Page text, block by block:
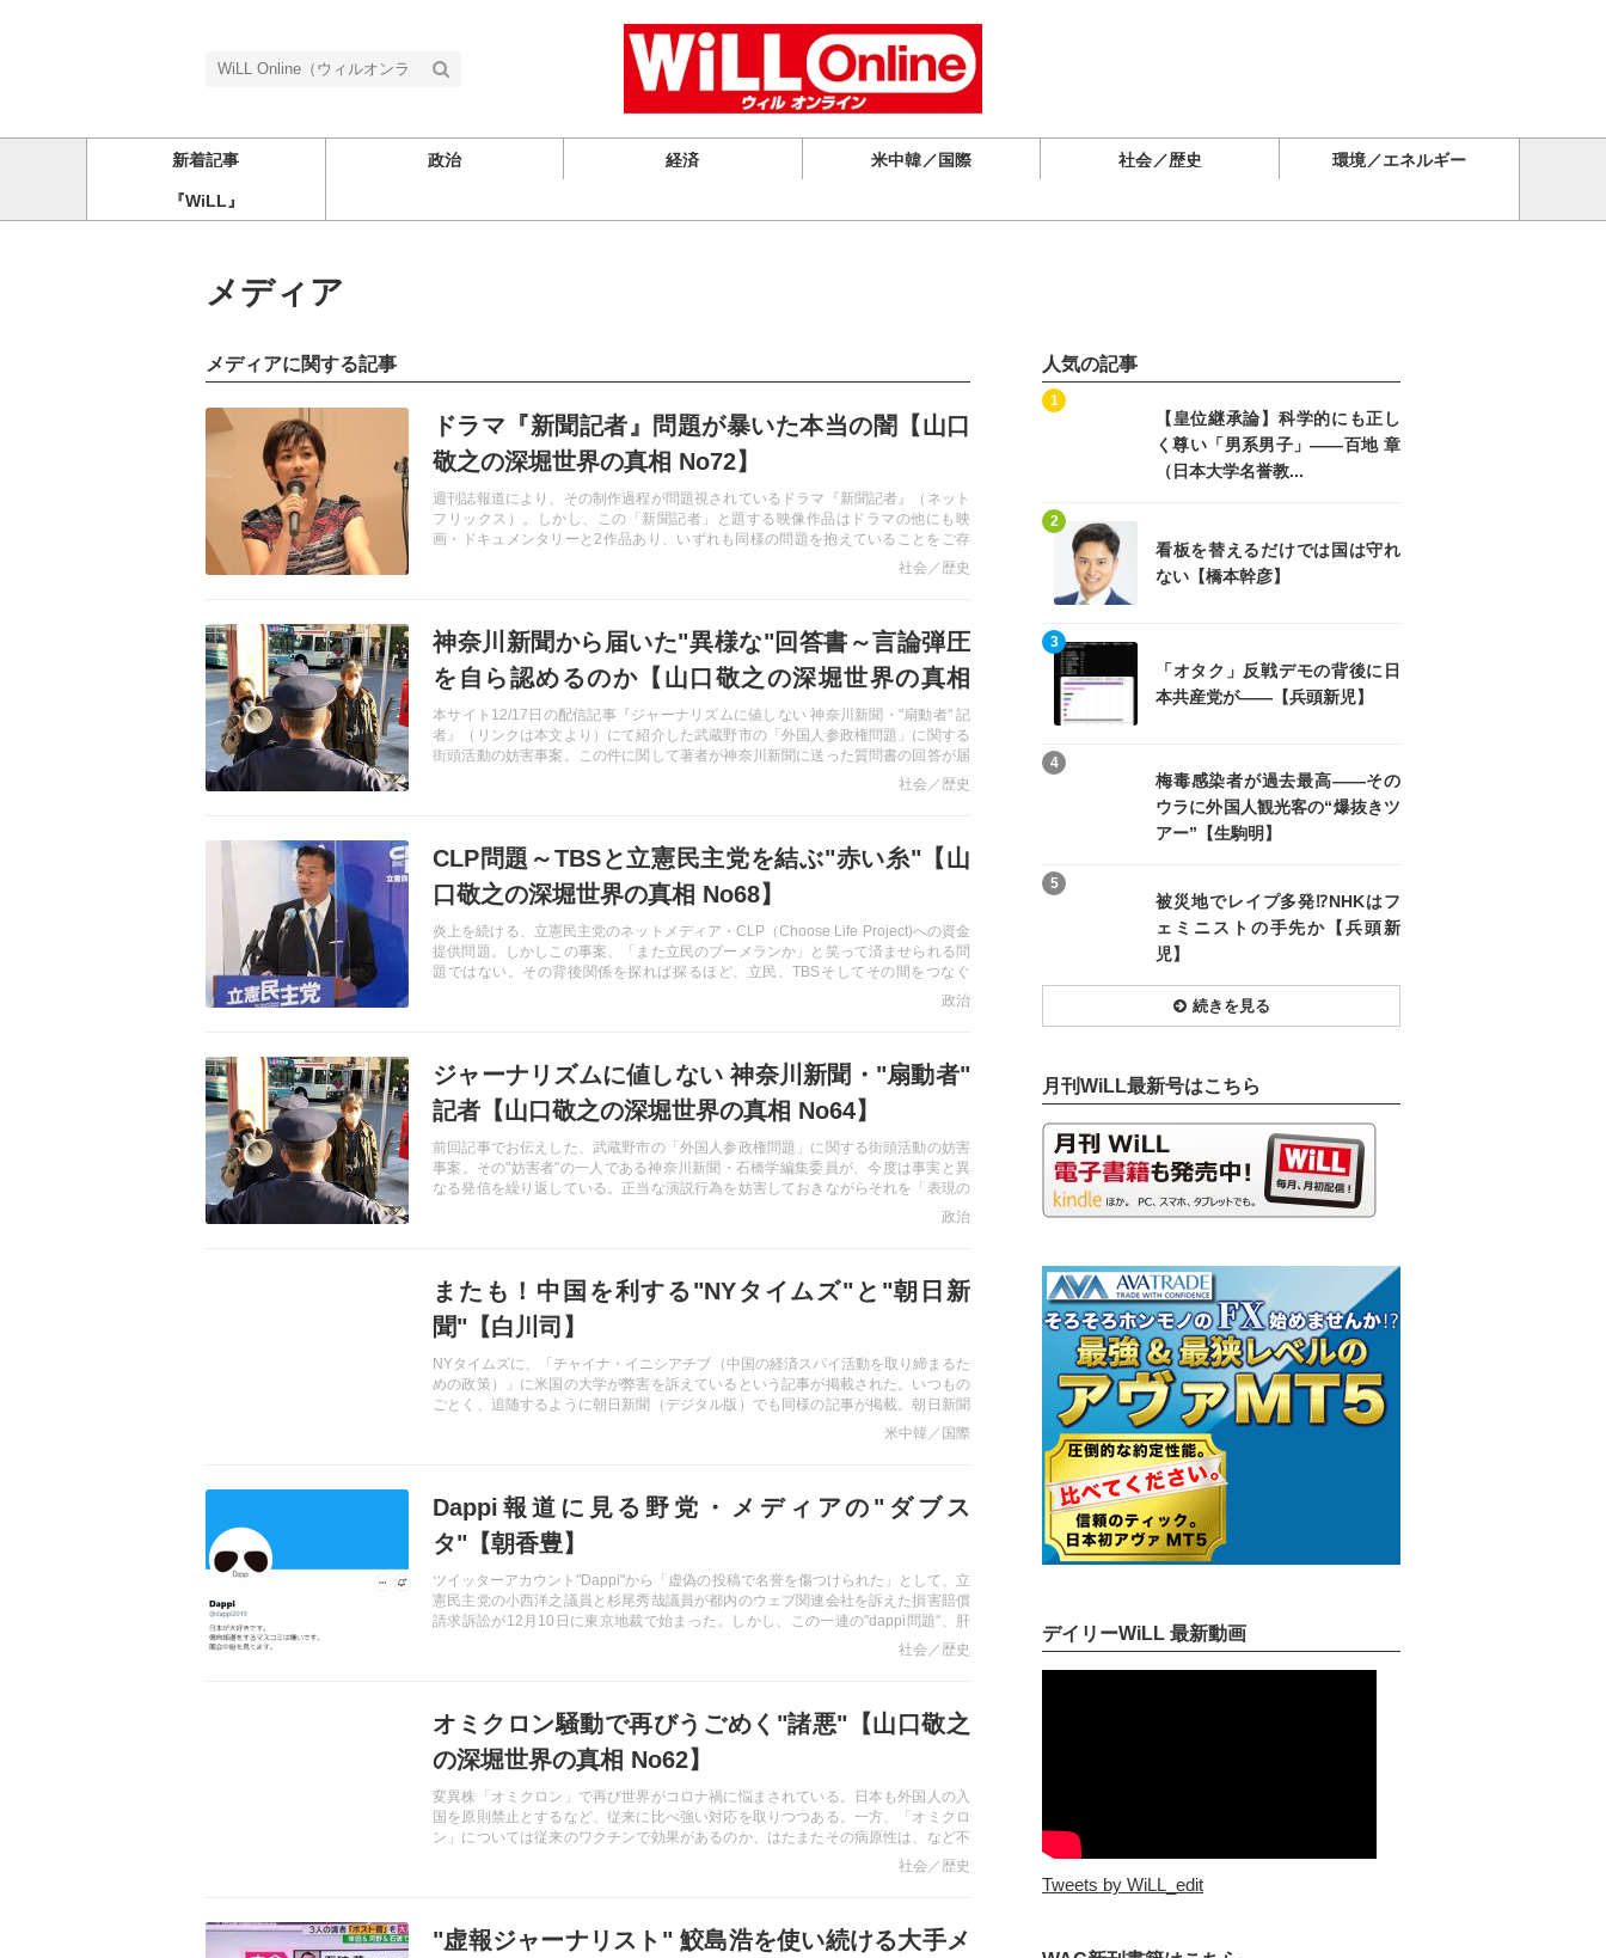
新着記事 政治 経済 米中韓／国際 社会／歴史 環境／エネルギー
『WiLL』
メディア
メディアに関する記事
ドラマ『新聞記者』問題が暴いた本当の闇【山口
敬之の深堀世界の真相 No72】
週刊誌報道により、その制作過程が問題視されているドラマ『新聞記者』（ネット
フリックス）。しかし、この「新聞記者」と題する映像作品はドラマの他にも映
画・ドキュメンタリーと2作品あり、いずれも同様の問題を抱えていることをご存
じだろうか。そして、一連の作品全てに関わっているのが、ドラマのモデルともな
った東京新聞記者の望月衣塑子氏だ。彼女の非常識な行動とその裏にある「目的」
社会／歴史
神奈川新聞から届いた"異様な"回答書～言論弾圧
を自ら認めるのか【山口敬之の深堀世界の真相
No69】
本サイト12/17日の配信記事『ジャーナリズムに値しない 神奈川新聞・"扇動者" 記
者』（リンクは本文より）にて紹介した武蔵野市の「外国人参政権問題」に関する
街頭活動の妨害事案。この件に関して著者が神奈川新聞に送った質問書の回答が届
いた。だがその回答は著者の質問には正面からは全く答えていない"異様な"もので
あった。一体、神奈川新聞とは「社ぐるみで」言論弾圧行為を容認するメディアな
社会／歴史
CLP問題～TBSと立憲民主党を結ぶ"赤い糸"【山
口敬之の深堀世界の真相 No68】
炎上を続ける、立憲民主党のネットメディア・CLP（Choose Life Project)への資金
提供問題。しかしこの事案、「また立民のブーメランか」と笑って済ませられる問
題ではない。その背後関係を探れば探るほど、立民、TBSそしてその間をつなぐ
「新左翼テロリスト」というワードが浮かび上がってくるのだ。この機会に反日勢
政治
ジャーナリズムに値しない 神奈川新聞・"扇動者"
記者【山口敬之の深堀世界の真相 No64】
前回記事でお伝えした、武蔵野市の「外国人参政権問題」に関する街頭活動の妨害
事案。その"妨害者"の一人である神奈川新聞・石橋学編集委員が、今度は事実と異
なる発信を繰り返している。正当な演説行為を妨害しておきながらそれを「表現の
自由」と開き直る一方で、自らを撮影する者に対しては「犯罪」と指弾し、その後
は事実と異なる発信を繰り返す―。このような記者はジャーナリストではなく、も
政治
またも！中国を利する"NYタイムズ"と"朝日新
聞"【白川司】
NYタイムズに、「チャイナ・イニシアチブ（中国の経済スパイ活動を取り締まるた
めの政策）」に米国の大学が弊害を訴えているという記事が掲載された。いつもの
ごとく、追随するように朝日新聞（デジタル版）でも同様の記事が掲載。朝日新聞
の方は取り締まりの対象を中国人ではなく「アジア系」と記載するなど、なお質が
悪い。「チャイナ・イニシアチブ」ができた理由に言及せず、ひたすら事態を「差
米中韓／国際
Dappi報道に見る野党・メディアの"ダブス
タ"【朝香豊】
ツイッターアカウント"Dappi"から「虚偽の投稿で名誉を傷つけられた」として、立
憲民主党の小西洋之議員と杉尾秀哉議員が都内のウェブ関連会社を訴えた損害賠償
請求訴訟が12月10日に東京地裁で始まった。しかし、この一連の"dappi問題"、肝
心のツイート内容の検証はおろそかにされ、ただ政府に対する攻撃に使われている
様に思われてならない。そもそも大手メディアが一アカウントを批判し、国会議員
る気持ち悪さを斬る！
社会／歴史
オミクロン騒動で再びうごめく"諸悪"【山口敬之
の深堀世界の真相 No62】
変異株「オミクロン」で再び世界がコロナ禍に悩まされている。日本も外国人の入
国を原則禁止とするなど、従来に比べ強い対応を取りつつある。一方、「オミクロ
ン」については従来のワクチンで効果があるのか、はたまたその病原性は、など不
明な部分も多い。にもかかわらず、例によってコロナを巡る"諸悪"が再びうごめき
始めている。PCR信者、Ｋ防疫至上主義、８割オジサン―などなどだ。「オミクロ
社会／歴史
"虚報ジャーナリスト" 鮫島浩を使い続ける大手メ
人気の記事
【皇位継承論】科学的にも正し
く尊い「男系男子」――百地 章
（日本大学名誉教...
1
看板を替えるだけでは国は守れ
ない【橋本幹彦】
2
記事を読む
「オタク」反戦デモの背後に日
本共産党が――【兵頭新児】
3
記事を読む
梅毒感染者が過去最高――その
ウラに外国人観光客の“爆抜きツ
アー”【生駒明】
4
記事を読む
被災地でレイプ多発⁉NHKはフ
ェミニストの手先か【兵頭新
児】
5
続きを見る
月刊WiLL最新号はこちら
デイリーWiLL 最新動画
Tweets by WiLL_edit